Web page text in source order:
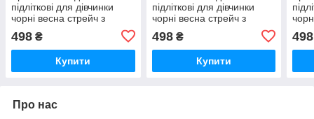
підліткові для дівчинки
чорні весна стрейч з
JEANS (розмір 27)
498 ₴
Купити
підліткові для дівчинки
чорні весна стрейч з
JEANS (розмір 21)
498₴
Купити
498
Про нас